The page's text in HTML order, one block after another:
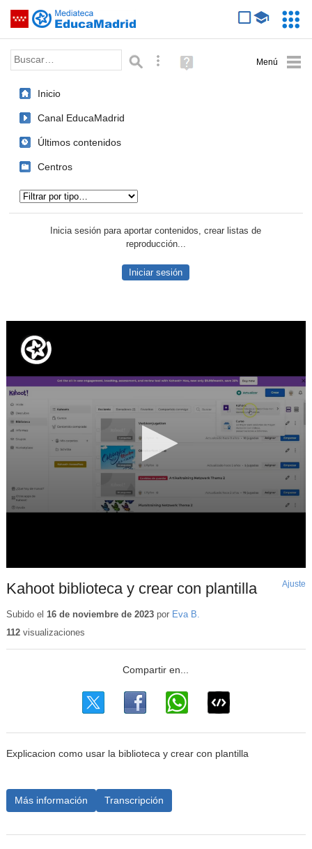
Saltar navegación
Palabra o frase: Búsqueda avanzada
Ayuda
(en
Inicio
Canal EducaMadrid
Últimos contenidos
Centros
Inicia sesión para aportar contenidos, crear listas de
reproducción...
Iniciar sesión
Kahoot biblioteca y crear con plantilla Ajuste
Subido el 16 de noviembre de 2023por Eva B.
112visualizaciones
Explicacion como usar la biblioteca y crear con plantilla
Más información Transcripción